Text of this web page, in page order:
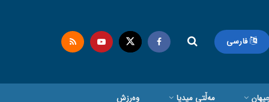
فارسی
مەڵتی میدیا وەرزش